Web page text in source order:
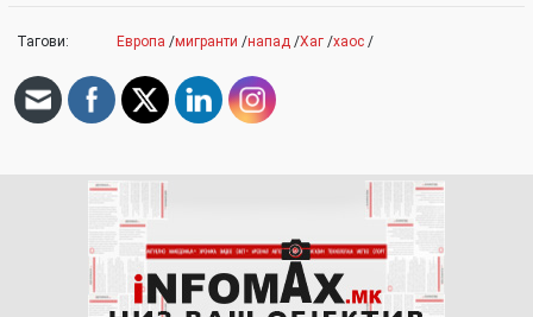
Тагови: Европа /мигранти /напад /Хаг /хаос /